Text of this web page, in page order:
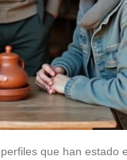
que han estado